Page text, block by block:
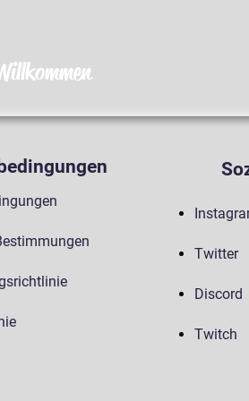
Twitter
Discord
Twitch